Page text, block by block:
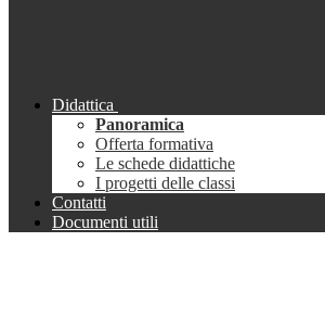
Didattica
Panoramica
Offerta formativa
Le schede didattiche
I progetti delle classi
Contatti
Documenti utili